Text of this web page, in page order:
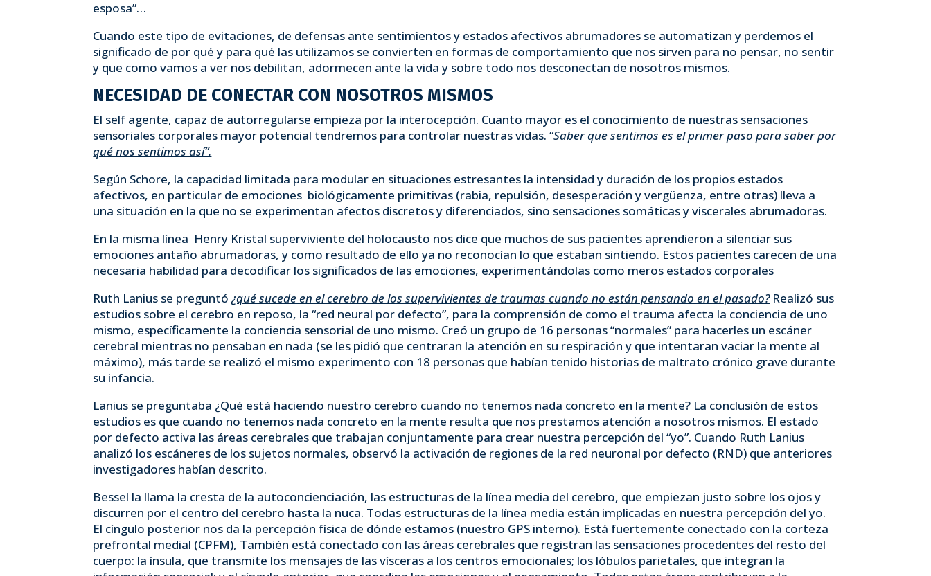
esposa”…
Cuando este tipo de evitaciones, de defensas ante sentimientos y estados afectivos abrumadores se automatizan y perdemos el
significado de por qué y para qué las utilizamos se convierten en formas de comportamiento que nos sirven para no pensar, no sentir
y que como vamos a ver nos debilitan, adormecen ante la vida y sobre todo nos desconectan de nosotros mismos.
NECESIDAD DE CONECTAR CON NOSOTROS MISMOS
El self agente, capaz de autorregularse empieza por la interocepción. Cuanto mayor es el conocimiento de nuestras sensaciones
sensoriales corporales mayor potencial tendremos para controlar nuestras vidas. “Saber que sentimos es el primer paso para saber por
qué nos sentimos así”.
Según Schore, la capacidad limitada para modular en situaciones estresantes la intensidad y duración de los propios estados
afectivos, en particular de emociones biológicamente primitivas (rabia, repulsión, desesperación y vergüenza, entre otras) lleva a
una situación en la que no se experimentan afectos discretos y diferenciados, sino sensaciones somáticas y viscerales abrumadoras.
En la misma línea Henry Kristal superviviente del holocausto nos dice que muchos de sus pacientes aprendieron a silenciar sus
emociones antaño abrumadoras, y como resultado de ello ya no reconocían lo que estaban sintiendo. Estos pacientes carecen de una
necesaria habilidad para decodificar los significados de las emociones, experimentándolas como meros estados corporales
Ruth Lanius se preguntó¿qué sucede en el cerebro de los supervivientes de traumas cuando no están pensando en el pasado?Realizó sus
estudios sobre el cerebro en reposo, la “red neural por defecto”, para la comprensión de como el trauma afecta la conciencia de uno
mismo, específicamente la conciencia sensorial de uno mismo. Creó un grupo de 16 personas “normales” para hacerles un escáner
cerebral mientras no pensaban en nada (se les pidió que centraran la atención en su respiración y que intentaran vaciar la mente al
máximo), más tarde se realizó el mismo experimento con 18 personas que habían tenido historias de maltrato crónico grave durante
su infancia.
Lanius se preguntaba ¿Qué está haciendo nuestro cerebro cuando no tenemos nada concreto en la mente? La conclusión de estos
estudios es que cuando no tenemos nada concreto en la mente resulta que nos prestamos atención a nosotros mismos. El estado
por defecto activa las áreas cerebrales que trabajan conjuntamente para crear nuestra percepción del “yo”. Cuando Ruth Lanius
analizó los escáneres de los sujetos normales, observó la activación de regiones de la red neuronal por defecto (RND) que anteriores
investigadores habían descrito.
Bessel la llama la cresta de la autoconcienciación, las estructuras de la línea media del cerebro, que empiezan justo sobre los ojos y
discurren por el centro del cerebro hasta la nuca. Todas estructuras de la línea media están implicadas en nuestra percepción del yo.
El cíngulo posterior nos da la percepción física de dónde estamos (nuestro GPS interno). Está fuertemente conectado con la corteza
prefrontal medial (CPFM), También está conectado con las áreas cerebrales que registran las sensaciones procedentes del resto del
cuerpo: la ínsula, que transmite los mensajes de las vísceras a los centros emocionales; los lóbulos parietales, que integran la